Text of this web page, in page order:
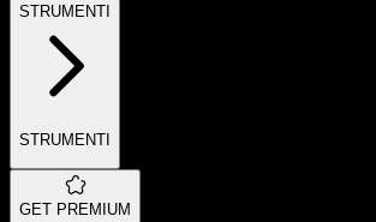
STRUMENTI
STRUMENTI
GET PREMIUM